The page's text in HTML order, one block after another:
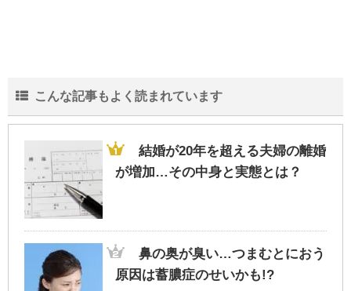
こんな記事もよく読まれています
結婚が20年を超える夫婦の離婚
が増加…その中身と実態とは？
鼻の奥が臭い…つまむとにおう
原因は蓄膿症のせいかも!?